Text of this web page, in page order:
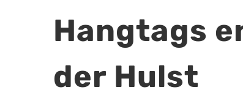
Hangtags
der Hulst